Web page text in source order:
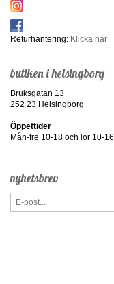
Returhantering: Klicka här
butiken i helsingborg
Bruksgatan 13
252 23 Helsingborg
Öppettider
Mån-fre 10-18 och lör 10-16
nyhetsbrev